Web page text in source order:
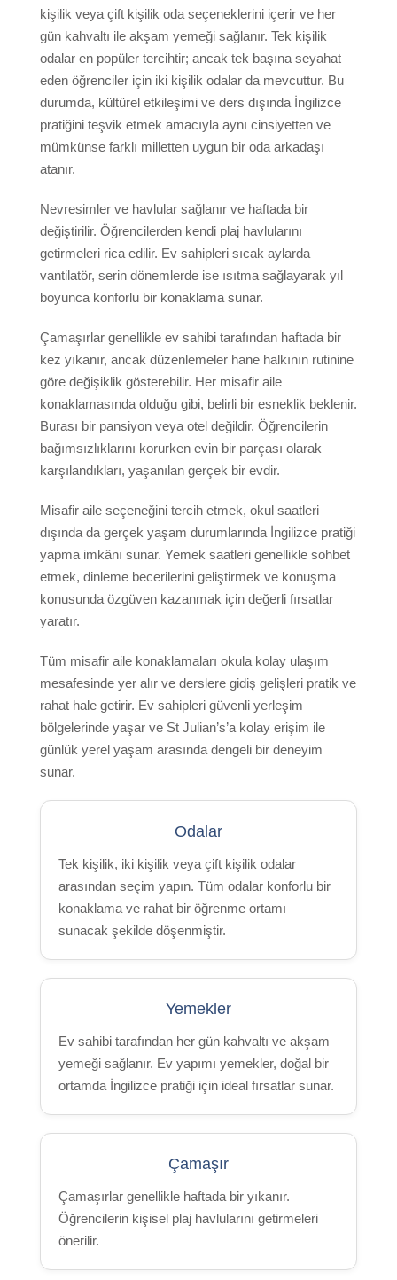
Konaklama
Konforlu Okul Daireleri
Aile Yanı
Bir Öğretmenle Kalın
Oteller
Marriott 5*
Cavalieri 4*
Argento 4*
Valentina 3*
Fiyatlar ve Tarihler
Csomagok 2026
Malta
2026 Etkinlikleri
Tarihi
Havadurumu
Etkinlikler
Plaj Lido
Gerçekler
Video
Fotoğraflar
kişilik veya çift kişilik oda seçeneklerini içerir ve her
gün kahvaltı ile akşam yemeği sağlanır. Tek kişilik
odalar en popüler tercihtir; ancak tek başına seyahat
eden öğrenciler için iki kişilik odalar da mevcuttur. Bu
durumda, kültürel etkileşimi ve ders dışında İngilizce
pratiğini teşvik etmek amacıyla aynı cinsiyetten ve
mümkünse farklı milletten uygun bir oda arkadaşı
atanır.
Nevresimler ve havlular sağlanır ve haftada bir
değiştirilir. Öğrencilerden kendi plaj havlularını
getirmeleri rica edilir. Ev sahipleri sıcak aylarda
vantilatör, serin dönemlerde ise ısıtma sağlayarak yıl
boyunca konforlu bir konaklama sunar.
Çamaşırlar genellikle ev sahibi tarafından haftada bir
kez yıkanır, ancak düzenlemeler hane halkının rutinine
göre değişiklik gösterebilir. Her misafir aile
konaklamasında olduğu gibi, belirli bir esneklik beklenir.
Burası bir pansiyon veya otel değildir. Öğrencilerin
bağımsızlıklarını korurken evin bir parçası olarak
karşılandıkları, yaşanılan gerçek bir evdir.
Misafir aile seçeneğini tercih etmek, okul saatleri
dışında da gerçek yaşam durumlarında İngilizce pratiği
yapma imkânı sunar. Yemek saatleri genellikle sohbet
etmek, dinleme becerilerini geliştirmek ve konuşma
konusunda özgüven kazanmak için değerli fırsatlar
yaratır.
Tüm misafir aile konaklamaları okula kolay ulaşım
mesafesinde yer alır ve derslere gidiş gelişleri pratik ve
rahat hale getirir. Ev sahipleri güvenli yerleşim
bölgelerinde yaşar ve St Julian’s’a kolay erişim ile
günlük yerel yaşam arasında dengeli bir deneyim
sunar.
Odalar
Tek kişilik, iki kişilik veya çift kişilik odalar
arasından seçim yapın. Tüm odalar konforlu bir
konaklama ve rahat bir öğrenme ortamı
sunacak şekilde döşenmiştir.
Yemekler
Ev sahibi tarafından her gün kahvaltı ve akşam
yemeği sağlanır. Ev yapımı yemekler, doğal bir
ortamda İngilizce pratiği için ideal fırsatlar sunar.
Çamaşır
Çamaşırlar genellikle haftada bir yıkanır.
Öğrencilerin kişisel plaj havlularını getirmeleri
önerilir.